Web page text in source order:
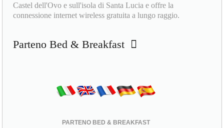
Castel dell'Ovo e sull'isola di Santa Lucia e offre la
connessione internet wireless gratuita a lungo raggio.
Parteno Bed & Breakfast
PARTENO BED & BREAKFAST